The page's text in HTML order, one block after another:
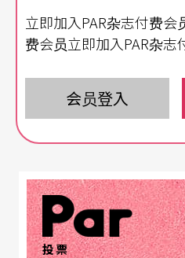
为魁北克表演艺术发展的主
魁北克的马戏特色在于，
方面带有法国新马戏的浪
居美国流行文化，两相结
味道。
即将在台北艺术节上演的
北克新马戏的代表团队之
入魁北克，造访马戏学校
立即加入PAR杂志付费会
费会员立即加入PAR杂志
会员登入
投票